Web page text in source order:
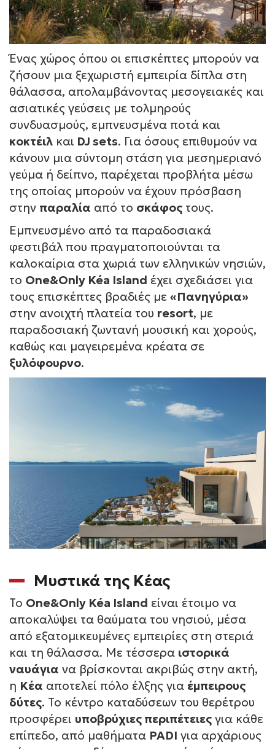
Ένας χώρος όπου οι επισκέπτες μπορούν να
ζήσουν μια ξεχωριστή εμπειρία δίπλα στη
θάλασσα, απολαμβάνοντας μεσογειακές και
ασιατικές γεύσεις με τολμηρούς
συνδυασμούς, εμπνευσμένα ποτά και
κοκτέιλ και DJ sets. Για όσους επιθυμούν να
κάνουν μια σύντομη στάση για μεσημεριανό
γεύμα ή δείπνο, παρέχεται προβλήτα μέσω
της οποίας μπορούν να έχουν πρόσβαση
στην παραλία από το σκάφος τους.
Εμπνευσμένο από τα παραδοσιακά
φεστιβάλ που πραγματοποιούνται τα
καλοκαίρια στα χωριά των ελληνικών νησιών,
το One&Only Kéa Island έχει σχεδιάσει για
τους επισκέπτες βραδιές με «Πανηγύρια»
στην ανοιχτή πλατεία του resort, με
παραδοσιακή ζωντανή μουσική και χορούς,
καθώς και μαγειρεμένα κρέατα σε
ξυλόφουρνο.
Μυστικά της Κέας
Το One&Only Kéa Island είναι έτοιμο να
αποκαλύψει τα θαύματα του νησιού, μέσα
από εξατομικευμένες εμπειρίες στη στεριά
και τη θάλασσα. Με τέσσερα ιστορικά
ναυάγια να βρίσκονται ακριβώς στην ακτή,
η Κέα αποτελεί πόλο έλξης για έμπειρους
δύτες. Το κέντρο καταδύσεων του θερέτρου
προσφέρει υποβρύχιες περιπέτειες για κάθε
επίπεδο, από μαθήματα PADI για αρχάριους